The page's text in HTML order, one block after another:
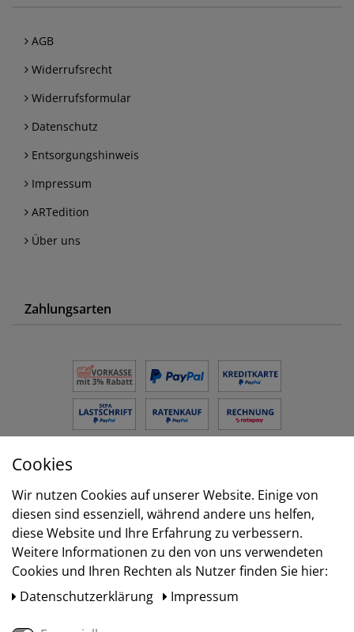
AGB
Widerrufsrecht
Widerrufsformular
Datenschutz
Entsorgungshinweis
Impressum
ARTedition
Über uns
Zahlungsarten
Versand
Cookies
Wir nutzen Cookies auf unserer Website. Einige von
diesen sind essenziell, während andere uns helfen,
diese Website und Ihre Erfahrung zu verbessern.
Weitere Informationen zu den von uns verwendeten
Cookies und Ihren Rechten als Nutzer finden Sie hier:
Daten­schutz­erklärung
Impressum